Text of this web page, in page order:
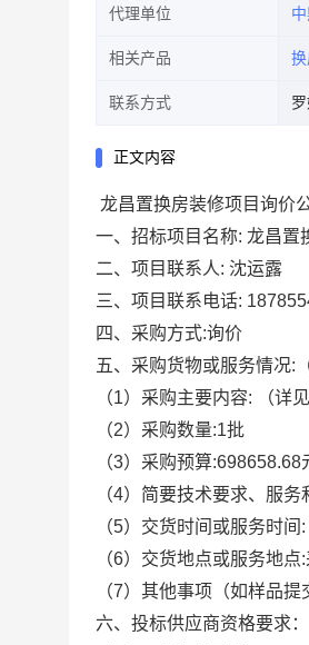
代理单位
相关产品
联系方式
正文内容
龙昌置换房装修项目询价
一、招标项目名称: 龙昌置
二、项目联系人: 沈运露
三、项目联系电话:
四、采购方式:询价
五、采购货物或服务情况:
（1）采购主要内容:
（详
（2）采购数量:1批
（3）采购预算:698658.68
（4）简要技术要求、服务
（5）交货时间或服务时间 :
（6）交货地点或服务地点:
（7）其他事项（如样品提
六、投标供应商资格要求：